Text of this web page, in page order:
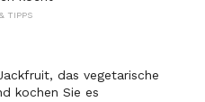
TIPPS
das vegetarische
kochen Sie es